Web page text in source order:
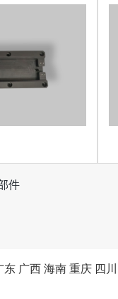
件
东 广西 海南 重庆 四川